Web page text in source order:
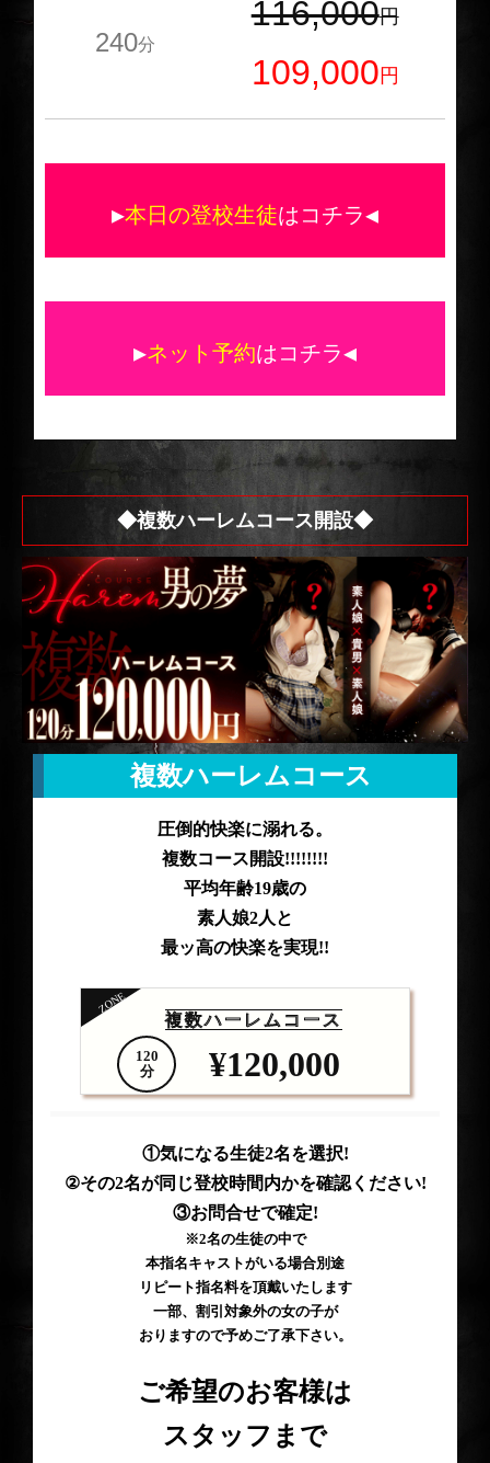
240分
116,000円
109,000円
▶本日の登校生徒はコチラ◀
▶ネット予約はコチラ◀
◆複数ハーレムコース開設◆
複数ハーレムコース
圧倒的快楽に溺れる。
複数コース開設!!!!!!!!
平均年齢19歳の
素人娘2人と
最ッ高の快楽を実現!!
ZONE
複数ハーレムコース
120
分
¥120,000
①気になる生徒2名を選択!
②その2名が同じ登校時間内かを確認ください!
③お問合せで確定!
※2名の生徒の中で
本指名キャストがいる場合別途
リピート指名料を頂戴いたします
一部、割引対象外の女の子が
おりますので予めご了承下さい。
ご希望のお客様は
スタッフまで